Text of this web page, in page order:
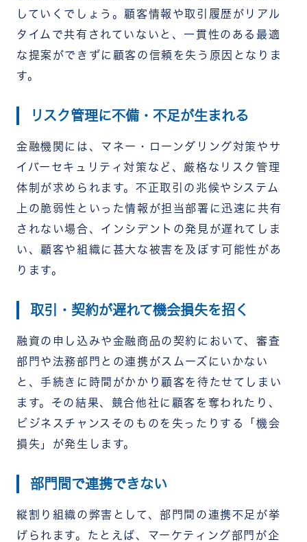
していくでしょう。顧客情報や取引履歴がリアル
タイムで共有されていないと、一貫性のある最適
な提案ができずに顧客の信頼を失う原因となりま
す。
リスク管理に不備・不足が生まれる
金融機関には、マネー・ローンダリング対策やサ
イバーセキュリティ対策など、厳格なリスク管理
体制が求められます。不正取引の兆候やシステム
上の脆弱性といった情報が担当部署に迅速に共有
されない場合、インシデントの発見が遅れてしま
い、顧客や組織に甚大な被害を及ぼす可能性があ
ります。
取引・契約が遅れて機会損失を招く
融資の申し込みや金融商品の契約において、審査
部門や法務部門との連携がスムーズにいかない
と、手続きに時間がかかり顧客を待たせてしまい
ます。その結果、競合他社に顧客を奪われたり、
ビジネスチャンスそのものを失ったりする「機会
損失」が発生します。
部門間で連携できない
縦割り組織の弊害として、部門間の連携不足が挙
げられます。たとえば、マーケティング部門が企